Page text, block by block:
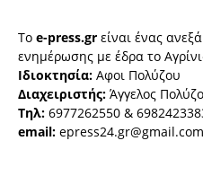
Το e-press.gr είναι ένας
ενημέρωσης με έδρα το
Ιδιοκτησία: Αφοι Πολύζου
Διαχειριστής: Άγγελος
Τηλ: 6977262550 &
email: epress24.gr@gmail.com